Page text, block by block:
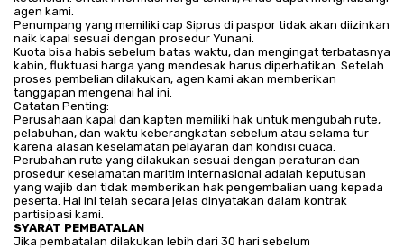
agen kami.
Penumpang yang memiliki cap Siprus di paspor tidak akan diizinkan
naik kapal sesuai dengan prosedur Yunani.
Kuota bisa habis sebelum batas waktu, dan mengingat terbatasnya
kabin, fluktuasi harga yang mendesak harus diperhatikan. Setelah
proses pembelian dilakukan, agen kami akan memberikan
tanggapan mengenai hal ini.
Catatan Penting:
Perusahaan kapal dan kapten memiliki hak untuk mengubah rute,
pelabuhan, dan waktu keberangkatan sebelum atau selama tur
karena alasan keselamatan pelayaran dan kondisi cuaca.
Perubahan rute yang dilakukan sesuai dengan peraturan dan
prosedur keselamatan maritim internasional adalah keputusan
yang wajib dan tidak memberikan hak pengembalian uang kepada
peserta. Hal ini telah secara jelas dinyatakan dalam kontrak
partisipasi kami.
SYARAT PEMBATALAN
Jika pembatalan dilakukan lebih dari 30 hari sebelum